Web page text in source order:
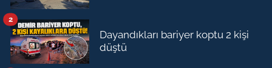
Dayandıkları bariyer koptu 2 kişi
düştü
2